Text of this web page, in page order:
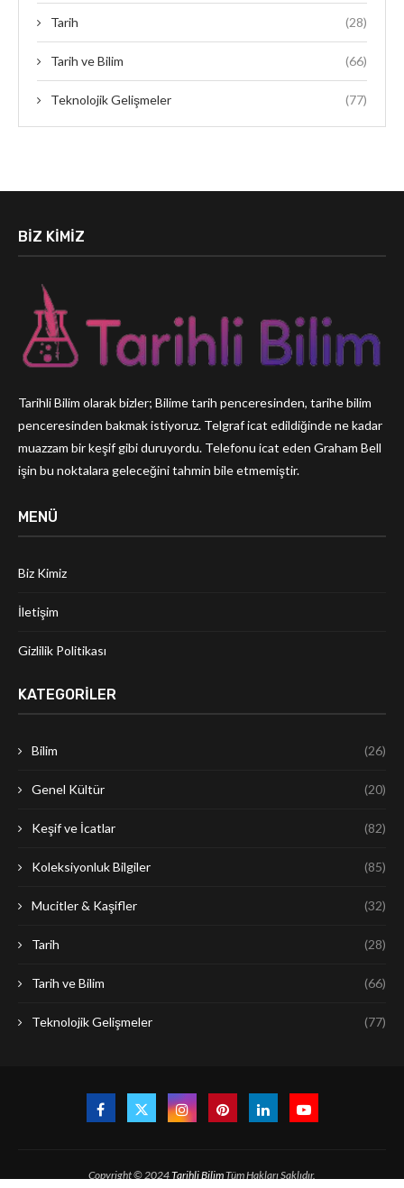
Tarih (28)
Tarih ve Bilim (66)
Teknolojik Gelişmeler (77)
BIZ KIMIZ
Tarihli Bilim olarak bizler; Bilime tarih penceresinden, tarihe bilim
penceresinden bakmak istiyoruz. Telgraf icat edildiğinde ne kadar
muazzam bir keşif gibi duruyordu. Telefonu icat eden Graham Bell
işin bu noktalara geleceğini tahmin bile etmemiştir.
MENÜ
Biz Kimiz
İletişim
Gizlilik Politikası
KATEGORILER
Bilim (26)
Genel Kültür (20)
Keşif ve İcatlar (82)
Koleksiyonluk Bilgiler (85)
Mucitler & Kaşifler (32)
Tarih (28)
Tarih ve Bilim (66)
Teknolojik Gelişmeler (77)
Copyright © 2024Tarihli BilimTüm Hakları Saklıdır.